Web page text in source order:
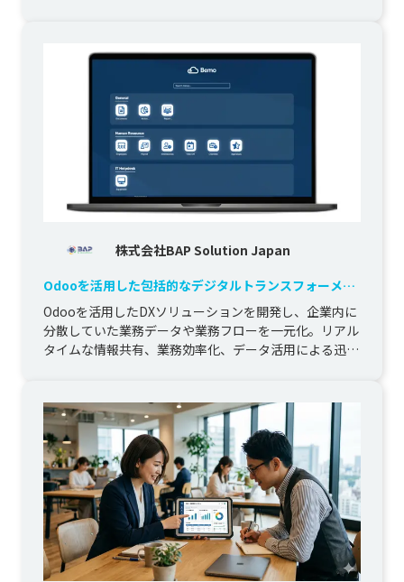
株式会社BAP Solution Japan
Odooを活用した包括的なデジタルトランスフォーメー
ション ソリューション（DXソリューション）
Odooを活用したDXソリューションを開発し、企業内に
分散していた業務データや業務フローを一元化。リアル
タイムな情報共有、業務効率化、データ活用による迅速